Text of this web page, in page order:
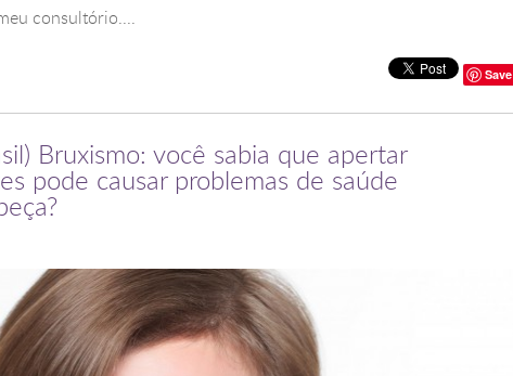
consultório....
Save
Bruxismo: você sabia que apertar
pode causar problemas de saúde